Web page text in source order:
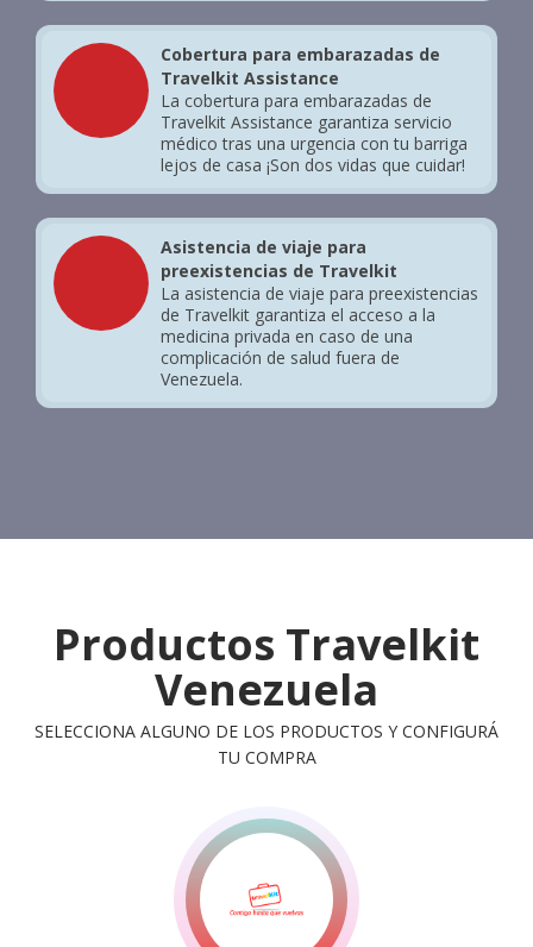
Cobertura para embarazadas de
Travelkit Assistance
La cobertura para embarazadas de
Travelkit Assistance garantiza servicio
médico tras una urgencia con tu barriga
lejos de casa ¡Son dos vidas que cuidar!
Asistencia de viaje para
preexistencias de Travelkit
La asistencia de viaje para preexistencias
de Travelkit garantiza el acceso a la
medicina privada en caso de una
complicación de salud fuera de
Venezuela.
Productos Travelkit
Venezuela
SELECCIONA ALGUNO DE LOS PRODUCTOS Y CONFIGURÁ
TU COMPRA